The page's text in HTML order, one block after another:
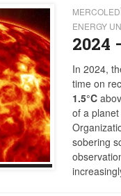
ENERGY
2024
In 2024,
time on
1.5°C
of a
sobering